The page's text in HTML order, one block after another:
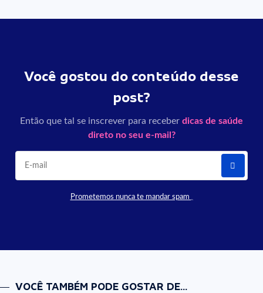
Você gostou do conteúdo desse
post?
Então que tal se inscrever para receber dicas de saúde
direto no seu e-mail?
Prometemos nunca te mandar spam
VOCÊ TAMBÉM PODE GOSTAR DE...